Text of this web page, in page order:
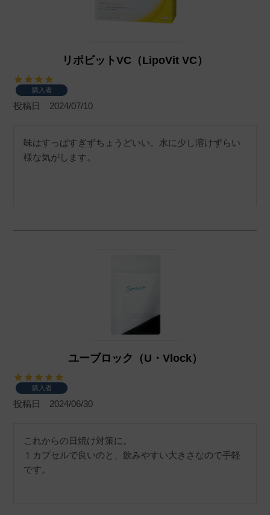
リポビットVC（LipoVit VC）
購入者
投稿日 2024/07/10
味はすっぱすぎずちょうどいい。水に少し溶けずらい
様な気がします。
ユーブロック（U・Vlock）
購入者
投稿日 2024/06/30
これからの日焼け対策に。
１カプセルで良いのと、飲みやすい大きさなので手軽
です。